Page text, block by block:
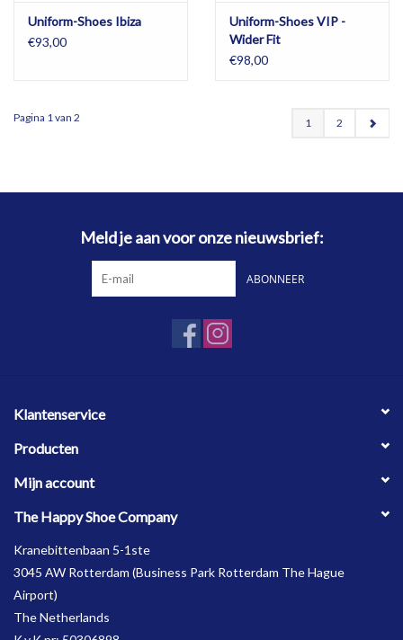
Uniform-Shoes Ibiza
€93,00
Uniform-Shoes VIP -
Wider Fit
€98,00
Pagina 1 van 2 1 2
Meld je aan voor onze nieuwsbrief:
ABONNEER
Klantenservice
Producten
Mijn account
The Happy Shoe Company
Kranebittenbaan 5-1ste
3045 AW Rotterdam (Business Park Rotterdam The Hague
Airport)
The Netherlands